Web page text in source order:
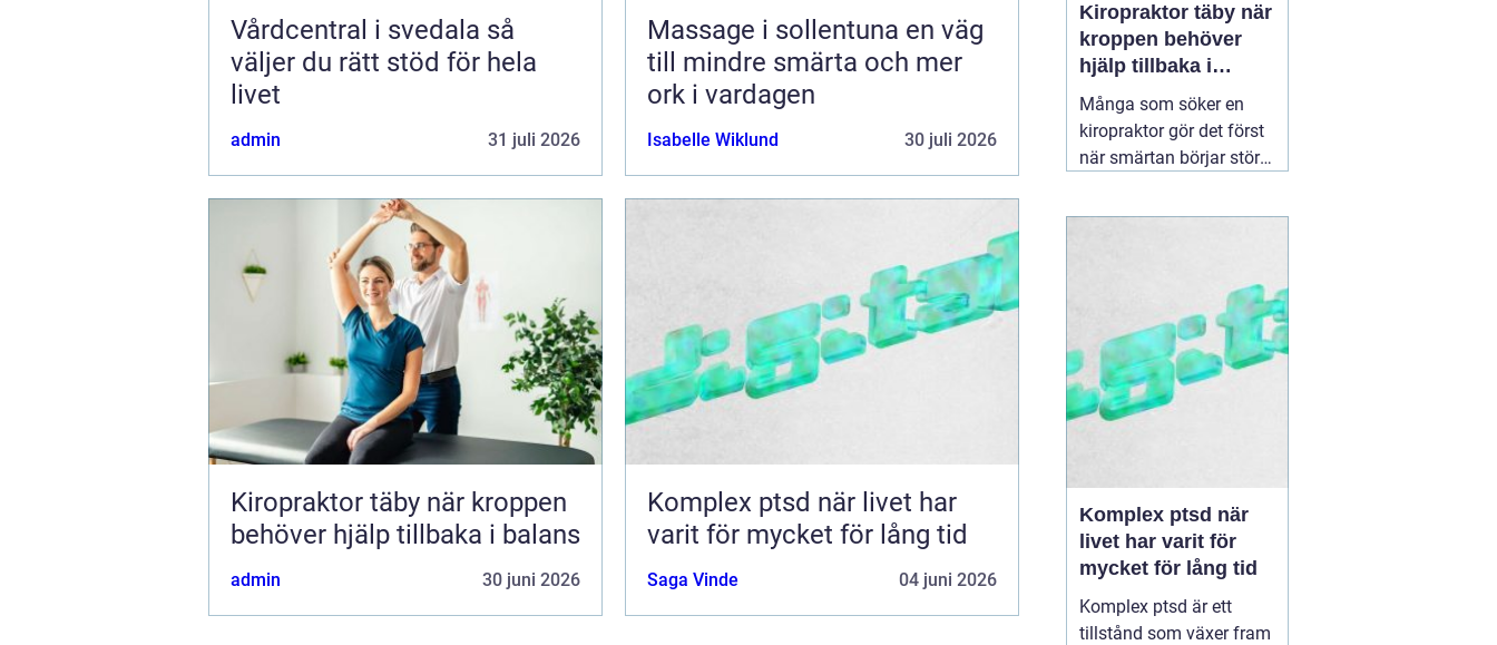
Vårdcentral i svedala så
väljer du rätt stöd för hela
livet
admin 31 juli 2026
Massage i sollentuna en väg
till mindre smärta och mer
ork i vardagen
Isabelle Wiklund 30 juli 2026
Kiropraktor täby när kroppen
behöver hjälp tillbaka i balans
admin 30 juni 2026
Komplex ptsd när livet har
varit för mycket för lång tid
Saga Vinde 04 juni 2026
Kiropraktor täby när
kroppen behöver
hjälp tillbaka i
balans
Många som söker en
kiropraktor gör det först
när smärtan börjar störa
Ryggont, stel nacke eller
som att jobba, sova eller
träna betydligt svårare.
För den som letar efter
en 30 juni 2026
Komplex ptsd när
livet har varit för
mycket för lång tid
Komplex ptsd är ett
tillstånd som växer fram